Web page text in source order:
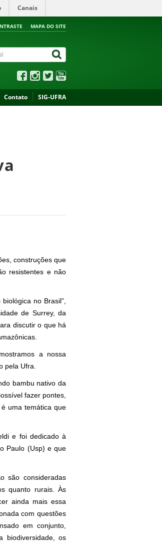
Canais
MAPA DO SITE
Contato SIG-UFRA
construções que
resistentes e não
no Brasil”,
de Surrey, da
discutir o que há
a nossa
pela Ufra.
bambu nativo da
fazer pontes,
uma temática que
e foi dedicado à
Paulo (Usp) e que
são consideradas
quanto rurais. Às
ainda mais essa
com questões
em conjunto,
biodiversidade, os